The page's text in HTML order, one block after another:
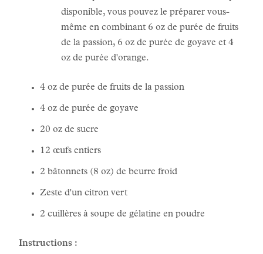
disponible, vous pouvez le préparer vous-
même en combinant 6 oz de purée de fruits
de la passion, 6 oz de purée de goyave et 4
oz de purée d'orange.
4 oz de purée de fruits de la passion
4 oz de purée de goyave
20 oz de sucre
12 œufs entiers
2 bâtonnets (8 oz) de beurre froid
Zeste d'un citron vert
2 cuillères à soupe de gélatine en poudre
Instructions :